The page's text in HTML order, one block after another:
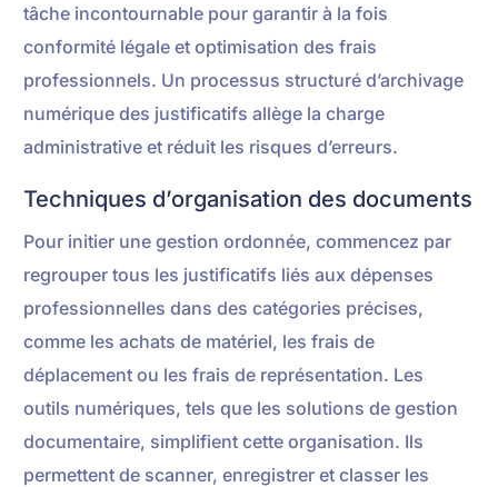
tâche incontournable pour garantir à la fois
conformité légale et optimisation des frais
professionnels. Un processus structuré d’archivage
numérique des justificatifs allège la charge
administrative et réduit les risques d’erreurs.
Techniques d’organisation des documents
Pour initier une gestion ordonnée, commencez par
regrouper tous les justificatifs liés aux dépenses
professionnelles dans des catégories précises,
comme les achats de matériel, les frais de
déplacement ou les frais de représentation. Les
outils numériques, tels que les solutions de gestion
documentaire, simplifient cette organisation. Ils
permettent de scanner, enregistrer et classer les